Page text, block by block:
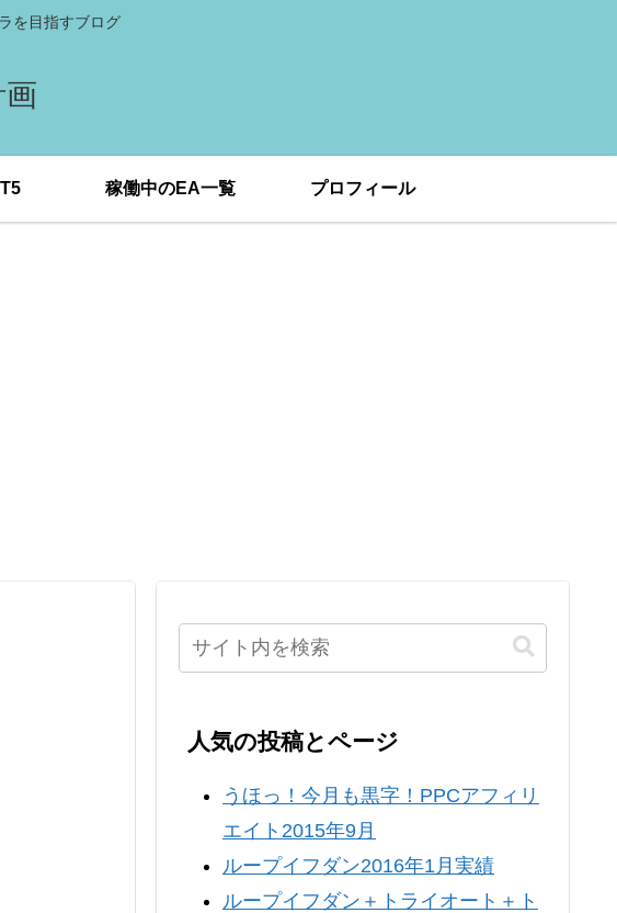
を目指すブログ
稼働中のEA一覧 プロフィール
人気の投稿とページ
うほっ！今月も黒字！PPCアフィリ
エイト2015年9月
ループイフダン2016年1月実績
ループイフダン＋トライオート＋ト